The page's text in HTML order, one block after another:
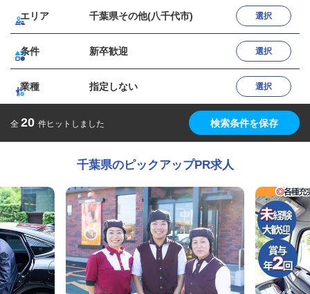
エリア 千葉県その他(八千代市) 選択
条件 新卒歓迎 選択
業種 指定しない 選択
全 20 件ヒットしました 検索条件を保存
千葉県のピックアップPR求人